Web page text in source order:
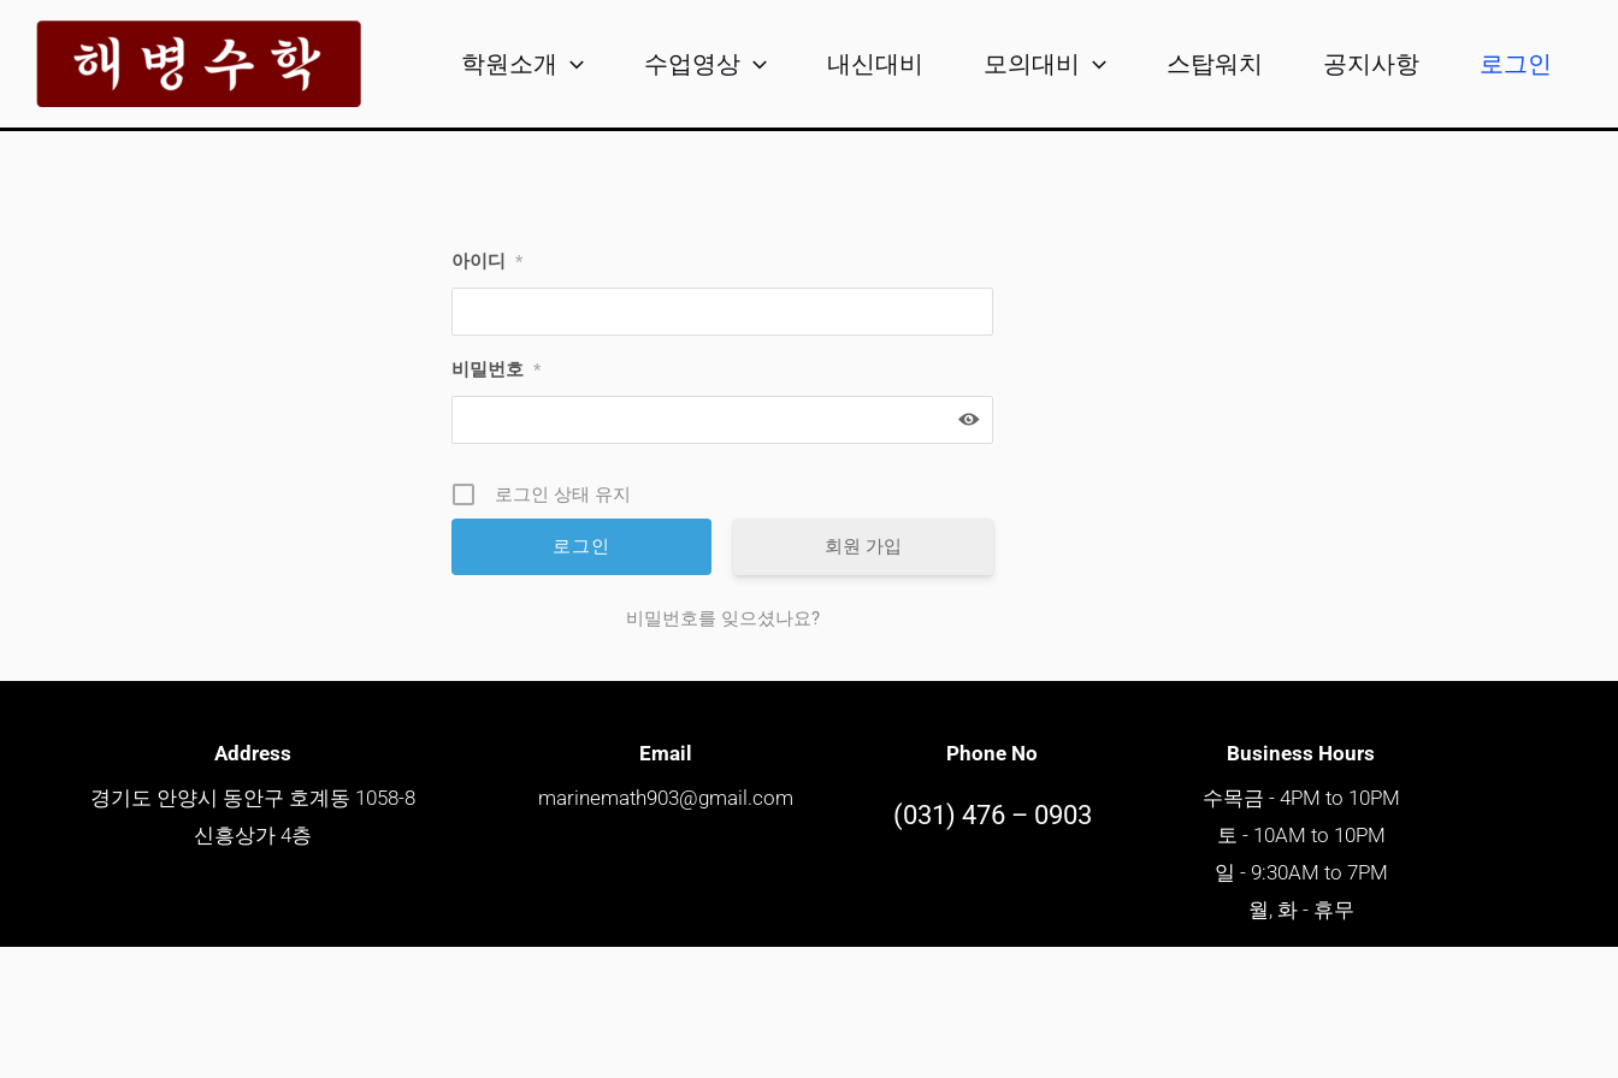
로
학원소개 수업영상 내신대비 모의대비 스탑워치 공지사항 로그인
아이디 *
비밀번호 *
로그인 상태 유지
회원 가입
비밀번호를 잊으셨나요?
Address
경기도 안양시 동안구 호계동 1058-8
신흥상가 4층
Email
marinemath903@gmail.com
Phone No
(031) 476 – 0903
Business Hours
수목금 - 4PM to 10PM
토 - 10AM to 10PM
일 - 9:30AM to 7PM
월, 화 - 휴무